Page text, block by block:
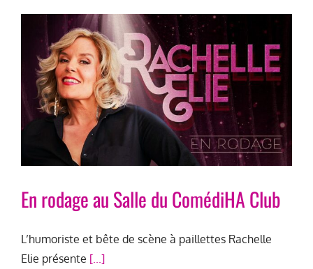
En rodage au Salle du ComédiHA Club
L’humoriste et bête de scène à paillettes Rachelle
Elie présente [...]